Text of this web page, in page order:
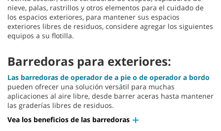
nieve, palas, rastrillos y otros elementos para el cuidado de
los espacios exteriores, para mantener sus espacios
exteriores libres de residuos, considere agregar los siguientes
equipos a su flotilla.
Barredoras para exteriores:
Las barredoras de operador de a pie o de operador a bordo
pueden ofrecer una solución versátil para muchas
aplicaciones al aire libre, desde barrer aceras hasta mantener
las graderías libres de residuos.
Vea los beneficios de las barredoras